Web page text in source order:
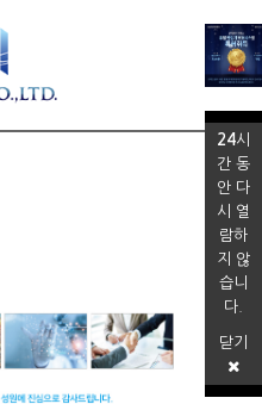
24시
간 동
안 다
시 열
람하
지 않
습니
다.